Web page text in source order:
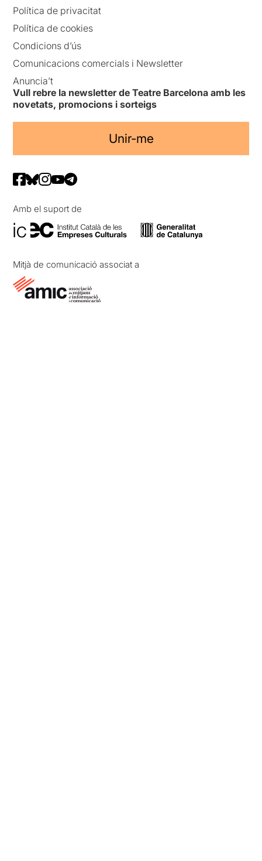
Política de privacitat
Política de cookies
Condicions d’ús
Comunicacions comercials i Newsletter
Anuncia’t
Vull rebre la newsletter de Teatre Barcelona amb les
novetats, promocions i sorteigs
Unir-me
Amb el suport de
Mitjà de comunicació associat a